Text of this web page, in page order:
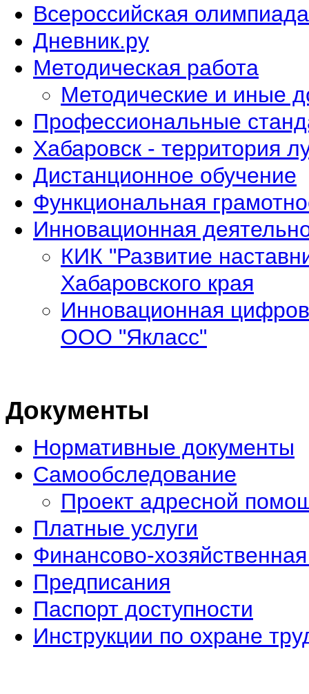
Всероссийская
Дневник.ру
Методическая работа
Методические и иные
Профессиональные
Хабаровск - территория
Дистанционное обучение
Функциональная
Инновационная
КИК "Развитие
Хабаровского края
Инновационная
ООО "Якласс"
Документы
Нормативные документы
Самообследование
Проект адресной
Платные услуги
Финансово-
Предписания
Паспорт доступности
Инструкции по охране